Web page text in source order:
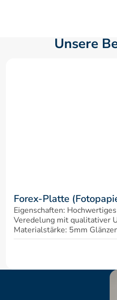
Unsere
Forex-Platte
Eigenschaften:
Veredelung mit qualitativer
Materialstärke: 5mm